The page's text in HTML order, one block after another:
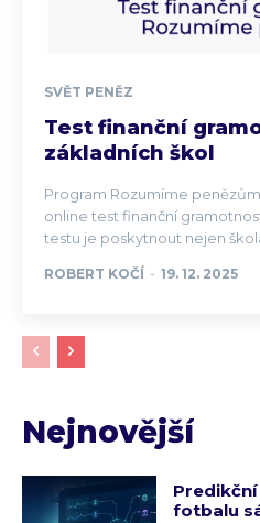
SVĚT PENĚZ
Test finanční
základních škol
Program Rozumíme
online test finanční
testu je poskytnout nejen
ROBERT KOČÍ - 19. 12. 2025
Nejnovější
fotbalu